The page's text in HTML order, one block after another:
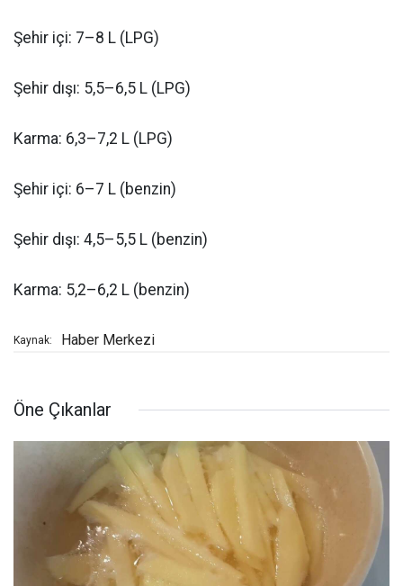
Şehir içi: 7–8 L (LPG)
Şehir dışı: 5,5–6,5 L (LPG)
Karma: 6,3–7,2 L (LPG)
Şehir içi: 6–7 L (benzin)
Şehir dışı: 4,5–5,5 L (benzin)
Karma: 5,2–6,2 L (benzin)
Kaynak: Haber Merkezi
Öne Çıkanlar